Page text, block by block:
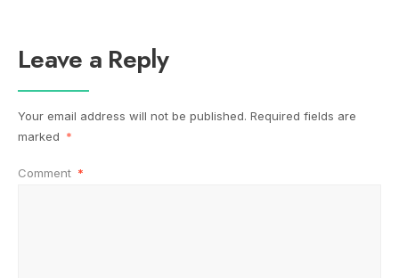
Leave a Reply
Your email address will not be published. Required fields are
marked *
Comment *